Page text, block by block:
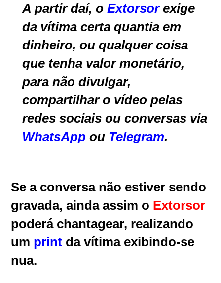
A partir daí, oExtorsorexige
da vítima certa quantia em
dinheiro, ou qualquer coisa
que tenha valor monetário,
para não divulgar,
compartilhar o vídeo pelas
redes sociais ou conversas via
WhatsApp ou Telegram.
Se a conversa não estiver sendo
gravada, ainda assim o Extorsor
poderá chantagear, realizando
um print da vítima exibindo-se
nua.